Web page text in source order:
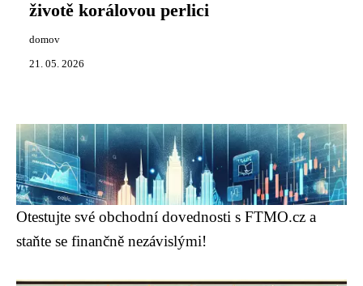
životě korálovou perlici
domov
21. 05. 2026
Otestujte své obchodní dovednosti s FTMO.cz a
staňte se finančně nezávislými!